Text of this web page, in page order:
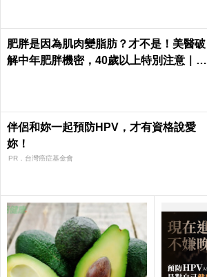
肥胖是因為肌肉變脂肪？才不是！美醫破
解中年肥胖機密，40歲以上特別注意｜每
伴侶和妳一起預防HPV，才有資格說愛
妳！
PR．台灣癌症基金會